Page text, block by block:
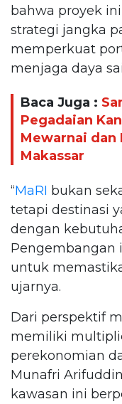
bahwa proyek
strategi jangka
memperkuat
menjaga daya
Baca Juga :
Pegadaian
Mewarnai dan
Makassar
“MaRI bukan
tetapi destinasi
dengan
Pengembangan
untuk
ujarnya.
Dari perspektif
memiliki
perekonomian
Munafri
kawasan ini